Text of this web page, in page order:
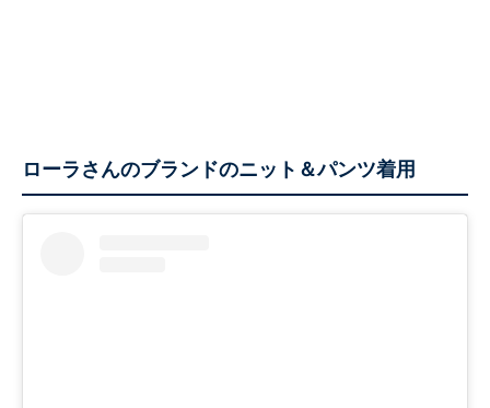
ローラさんのブランドのニット＆パンツ着用